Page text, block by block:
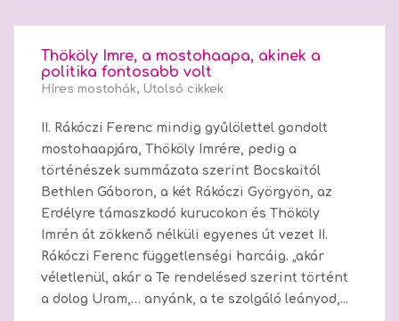
Thököly Imre, a mostohaapa, akinek a
politika fontosabb volt
Híres mostohák, Utolsó cikkek
II. Rákóczi Ferenc mindig gyűlölettel gondolt
mostohaapjára, Thököly Imrére, pedig a
történészek summázata szerint Bocskaitól
Bethlen Gáboron, a két Rákóczi Györgyön, az
Erdélyre támaszkodó kurucokon és Thököly
Imrén át zökkenő nélküli egyenes út vezet II.
Rákóczi Ferenc függetlenségi harcáig. „akár
véletlenül, akár a Te rendelésed szerint történt
a dolog Uram,… anyánk, a te szolgáló leányod,...